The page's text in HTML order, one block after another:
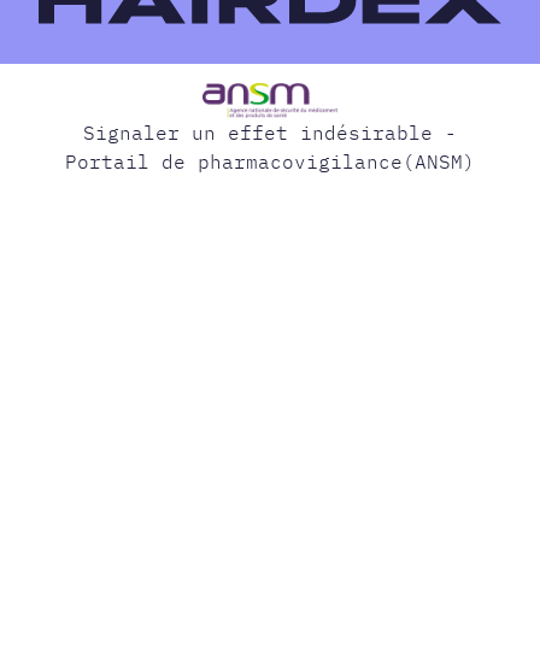
Signaler un effet indésirable -
Portail de pharmacovigilance(ANSM)